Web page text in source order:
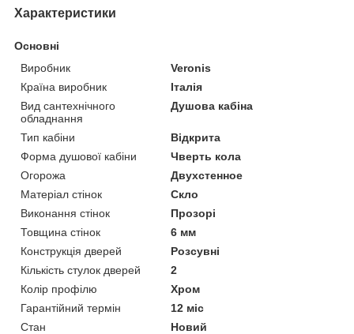
Характеристики
Основні
Виробник
Veronis
Країна виробник
Італія
Вид сантехнічного
обладнання
Душова кабіна
Тип кабіни
Відкрита
Форма душової кабіни
Чверть кола
Огорожа
Двухстенное
Матеріал стінок
Скло
Виконання стінок
Прозорі
Товщина стінок
6 мм
Конструкція дверей
Розсувні
Кількість стулок дверей
2
Колір профілю
Хром
Гарантійний термін
12 міс
Стан
Новий